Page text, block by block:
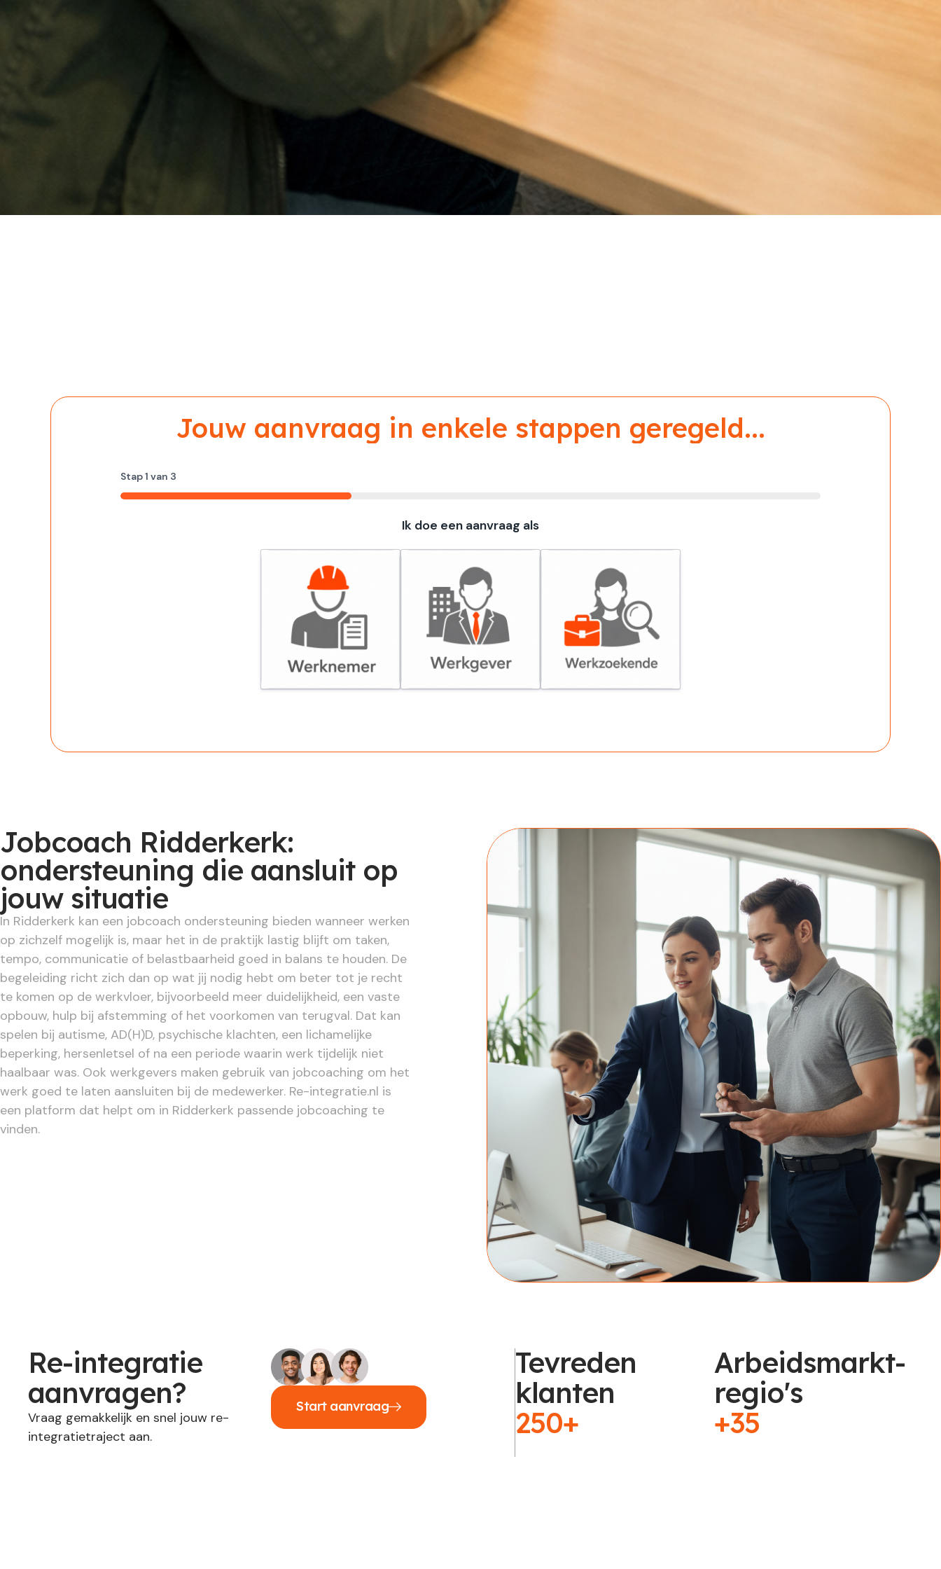
Jouw aanvraag in enkele stappen geregeld...
Stap1 van 3
33%
Ik doe een aanvraag als
Werknemer Werkgever Werkzoekende
Jobcoach Ridderkerk:
ondersteuning die aansluit op
jouw situatie
In Ridderkerk kan een jobcoach ondersteuning bieden wanneer werken
op zichzelf mogelijk is, maar het in de praktijk lastig blijft om taken,
tempo, communicatie of belastbaarheid goed in balans te houden. De
begeleiding richt zich dan op wat jij nodig hebt om beter tot je recht
te komen op de werkvloer, bijvoorbeeld meer duidelijkheid, een vaste
opbouw, hulp bij afstemming of het voorkomen van terugval. Dat kan
spelen bij autisme, AD(H)D, psychische klachten, een lichamelijke
beperking, hersenletsel of na een periode waarin werk tijdelijk niet
haalbaar was. Ook werkgevers maken gebruik van jobcoaching om het
werk goed te laten aansluiten bij de medewerker. Re-integratie.nl is
een platform dat helpt om in Ridderkerk passende jobcoaching te
vinden.
Re-integratie
aanvragen?
Vraag gemakkelijk en snel jouw re-
integratietraject aan.
Start aanvraag
Tevreden
klanten
250+
Arbeidsmarkt-
regio's
+35